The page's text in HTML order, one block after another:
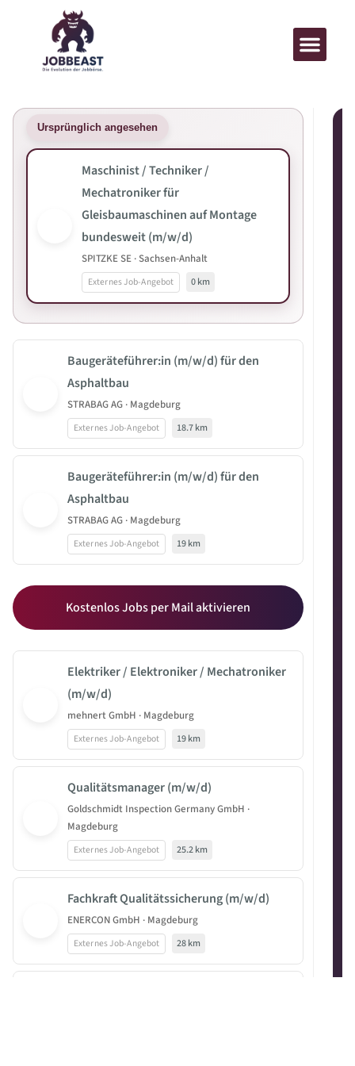
Ursprünglich angesehen
Maschinist / Techniker /
Mechatroniker für
Gleisbaumaschinen auf Montage
bundesweit (m/w/d)
SPITZKE SE · Sachsen-Anhalt
Externes Job-Angebot 0 km
Baugeräteführer:in (m/w/d) für den
Asphaltbau
STRABAG AG · Magdeburg
Externes Job-Angebot 18.7 km
Baugeräteführer:in (m/w/d) für den
Asphaltbau
STRABAG AG · Magdeburg
Externes Job-Angebot 19 km
Kostenlos Jobs per Mail aktivieren
Elektriker / Elektroniker / Mechatroniker
(m/w/d)
mehnert GmbH · Magdeburg
Externes Job-Angebot 19 km
Qualitätsmanager (m/w/d)
Goldschmidt Inspection Germany GmbH ·
Magdeburg
Externes Job-Angebot 25.2 km
Fachkraft Qualitätssicherung (m/w/d)
ENERCON GmbH · Magdeburg
Externes Job-Angebot 28 km